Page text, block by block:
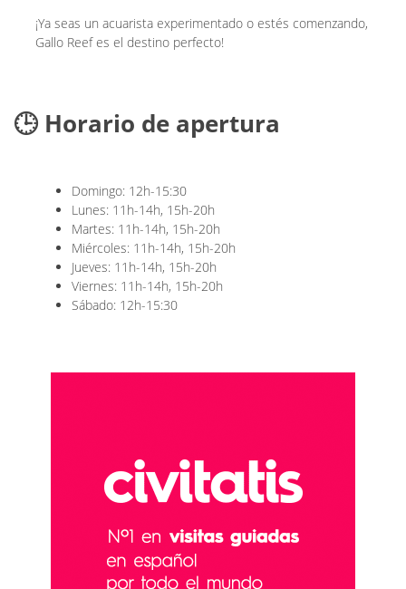
¡Ya seas un acuarista experimentado o estés comenzando,
Gallo Reef es el destino perfecto!
🕒 Horario de apertura
Domingo: 12h-15:30
Lunes: 11h-14h, 15h-20h
Martes: 11h-14h, 15h-20h
Miércoles: 11h-14h, 15h-20h
Jueves: 11h-14h, 15h-20h
Viernes: 11h-14h, 15h-20h
Sábado: 12h-15:30